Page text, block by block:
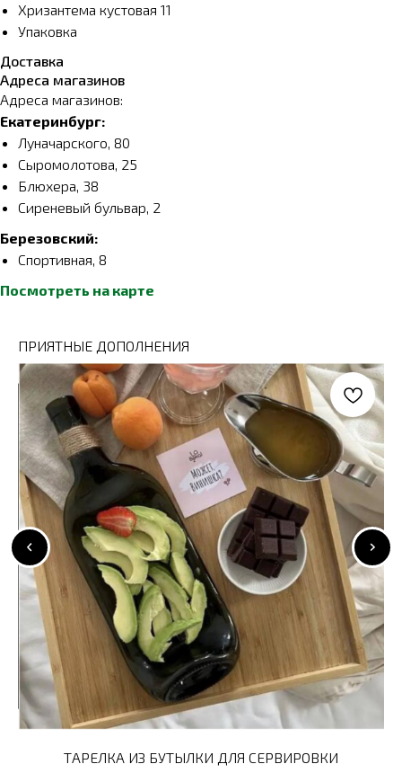
Хризантема кустовая 11
Упаковка
Доставка
Адреса магазинов
Адреса магазинов:
Екатеринбург:
Луначарского, 80
Сыромолотова, 25
Блюхера, 38
Сиреневый бульвар, 2
Березовский:
Спортивная, 8
Посмотреть на карте
ПРИЯТНЫЕ ДОПОЛНЕНИЯ
ТАРЕЛКА ИЗ БУТЫЛКИ ДЛЯ СЕРВИРОВКИ